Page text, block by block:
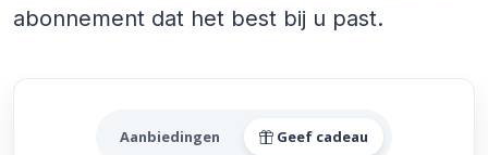
abonnement dat het best bij u past.
Alle Dans Magazine
Aanbiedingen Geef cadeau